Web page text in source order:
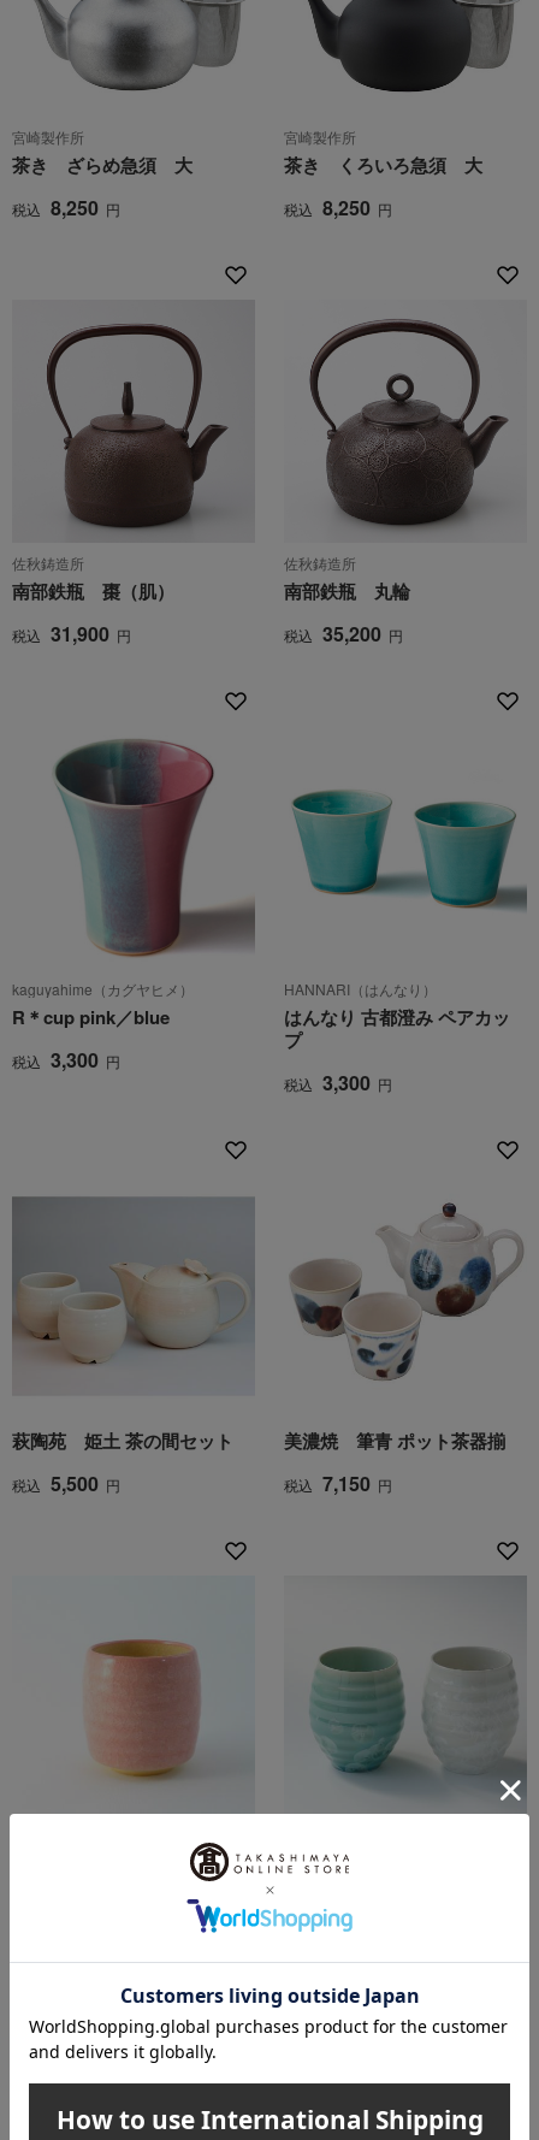
宮崎製作所
茶き ざらめ急須 大
税込 8,250 円
宮崎製作所
茶き くろいろ急須 大
税込 8,250 円
佐秋鋳造所
南部鉄瓶 棗（肌）
税込 31,900 円
佐秋鋳造所
南部鉄瓶 丸輪
税込 35,200 円
kaguyahime（カグヤヒメ）
R＊cup pink／blue
税込 3,300 円
HANNARI（はんなり）
はんなり 古都澄み ペアカッ
プ
税込 3,300 円
萩陶苑 姫土 茶の間セット
税込 5,500 円
美濃焼 筆青 ポット茶器揃
税込 7,150 円
月華 夫婦湯呑（桐箱入）〈2
税込 16,500